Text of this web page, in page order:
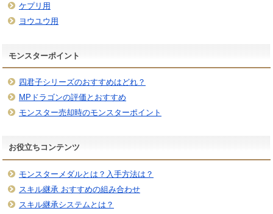
ケプリ用
ヨウユウ用
モンスターポイント
四君子シリーズのおすすめはどれ？
MPドラゴンの評価とおすすめ
モンスター売却時のモンスターポイント
お役立ちコンテンツ
モンスターメダルとは？入手方法は？
スキル継承 おすすめの組み合わせ
スキル継承システムとは？